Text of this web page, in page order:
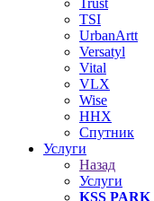
Trust
TSI
UrbanArtt
Versatyl
Vital
VLX
Wise
ННХ
Спутник
Услуги
Назад
Услуги
KSS PARK